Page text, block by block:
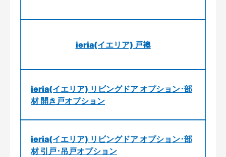
ieria(イエリア) 戸襖
ieria(イエリア) リビングドア オプション･部
材 開き戸オプション
ieria(イエリア) リビングドア オプション･部
材 引戸･吊戸オプション